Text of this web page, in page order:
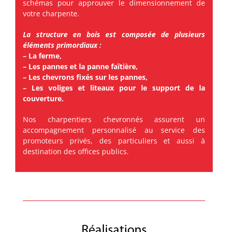
schémas pour approuver le dimensionnement de
votre charpente.
La structure en bois est composée de plusieurs
éléments primordiaux :
– La ferme,
– Les pannes et la panne faîtière,
– Les chevrons fixés sur les pannes,
– Les voliges et liteaux pour le support de la
couverture.
Nos charpentiers chevronnés assurent un
accompagnement personnalisé au service des
promoteurs privés, des particuliers et aussi à
destination des offices publics.